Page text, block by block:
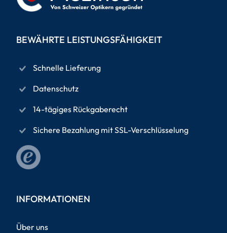
BEWÄHRTE LEISTUNGSFÄHIGKEIT
Schnelle Lieferung
Datenschutz
14-tägiges Rückgaberecht
Sichere Bezahlung mit SSL-Verschlüsselung
INFORMATIONEN
Über uns